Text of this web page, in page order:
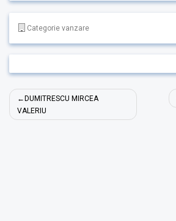
Categorie vanzare
Navigare
în
DUMITRESCU MIRCEA
VALERIU